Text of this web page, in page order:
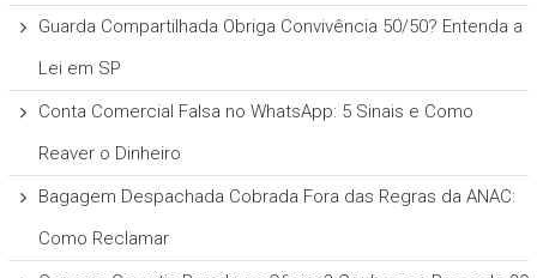
Guarda Compartilhada Obriga Convivência 50/50? Entenda a
Lei em SP
Conta Comercial Falsa no WhatsApp: 5 Sinais e Como
Reaver o Dinheiro
Bagagem Despachada Cobrada Fora das Regras da ANAC:
Como Reclamar